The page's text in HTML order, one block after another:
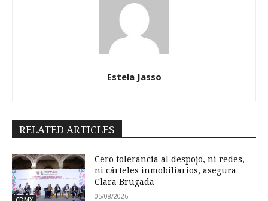
Estela Jasso
RELATED ARTICLES
Cero tolerancia al despojo, ni redes,
ni cárteles inmobiliarios, asegura
Clara Brugada
05/08/2026